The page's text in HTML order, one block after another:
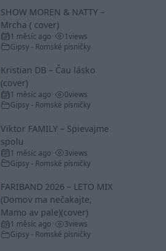
SHOW MOREN & NATTY –
Mrcha ( cover)
1 měsíc ago 1views
Gipsy - Romské písničky
Kristian DB – Čau lásko
(cover)
1 měsíc ago 0views
Gipsy - Romské písničky
Viktor FAMILY – Spievajme
spolu
1 měsíc ago 3views
Gipsy - Romské písničky
FARIBAND 2026 – LETO MIX
(Domov ma nečakajte,
Mamo av pale)(cover)
1 měsíc ago 3views
Gipsy - Romské písničky